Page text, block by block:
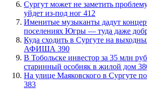
Сургут может не заметить
уйдет из-под ног 412
Именитые музыканты дадут
поселениях Югры — туда даже
​Куда сходить в Сургуте на
АФИША 390
В Тобольске инвестор за 35 млн
старинный особняк в жилой дом
​На улице Маяковского в Сургуте
383